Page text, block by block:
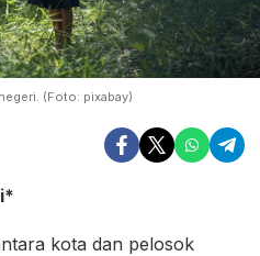
(Foto: pixabay)
kota dan pelosok